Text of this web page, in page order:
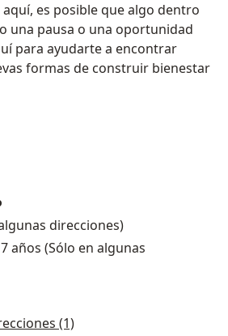
es posible que algo dentro
una pausa o una oportunidad
para ayudarte a encontrar
formas de construir bienestar
direcciones)
años (Sólo en algunas
(1)